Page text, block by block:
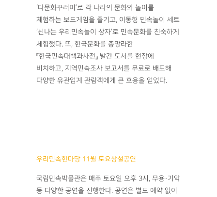
‘다문화꾸러미’로 각 나라의 문화와 놀이를
체험하는 보드게임을 즐기고, 이동형 민속놀이 세트
‘신나는 우리민속놀이 상자’로 민속문화를 친숙하게
체험했다. 또, 한국문화를 총망라한
『한국민속대백과사전』 발간 도서를 현장에
비치하고, 지역민속조사 보고서를 무료로 배포해
다양한 유관업계 관람객에게 큰 호응을 얻었다.
우리민속한마당 11월 토요상설공연
국립민속박물관은 매주 토요일 오후 3시, 무용·기악
등 다양한 공연을 진행한다. 공연은 별도 예약 없이